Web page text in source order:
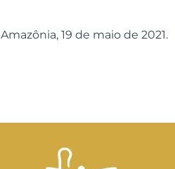
Amazônia, 19 de maio de 2021.